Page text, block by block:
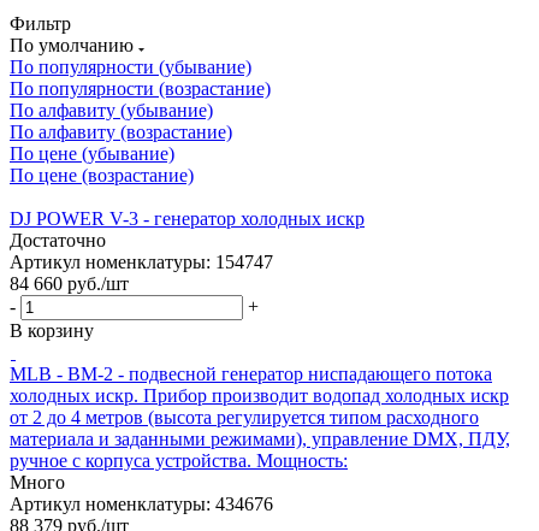
Фильтр
По умолчанию
По популярности (убывание)
По популярности (возрастание)
По алфавиту (убывание)
По алфавиту (возрастание)
По цене (убывание)
По цене (возрастание)
DJ POWER V-3 - генератор холодных искр
Достаточно
Артикул номенклатуры: 154747
84 660 руб./шт
-
+
В корзину
MLB - BM-2 - подвесной генератор ниспадающего потока
холодных искр. Прибор производит водопад холодных искр
от 2 до 4 метров (высота регулируется типом расходного
материала и заданными режимами), управление DMX, ПДУ,
ручное с корпуса устройства. Мощность:
Много
Артикул номенклатуры: 434676
88 379 руб./шт